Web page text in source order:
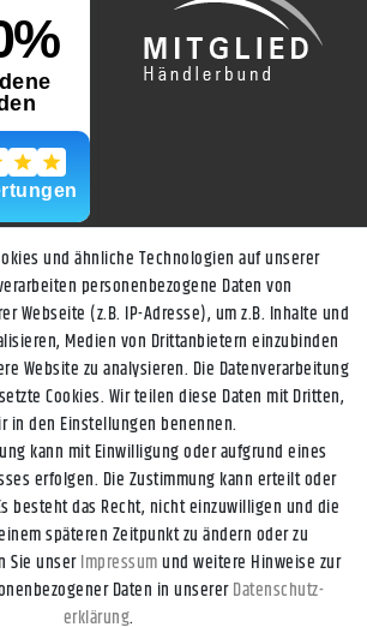
AGB Widerrufs­recht
und ähnliche Technologien auf unserer
personenbezogene Daten von
Webseite (z.B. IP-Adresse), um z.B. Inhalte und
Medien von Drittanbietern einzubinden
Website zu analysieren. Die Datenverarbeitung
Cookies. Wir teilen diese Daten mit Dritten,
in den Einstellungen benennen.
kann mit Einwilligung oder aufgrund eines
erfolgen. Die Zustimmung kann erteilt oder
besteht das Recht, nicht einzuwilligen und die
späteren Zeitpunkt zu ändern oder zu
Sie unserImpressumund weitere Hinweise zur
Daten in unsererDaten­schutz­
erklärung.